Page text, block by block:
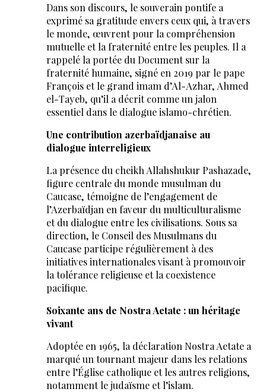
Dans son discours, le souverain pontife a
exprimé sa gratitude envers ceux qui, à travers
le monde, œuvrent pour la compréhension
mutuelle et la fraternité entre les peuples. Il a
rappelé la portée du Document sur la
fraternité humaine, signé en 2019 par le pape
François et le grand imam d’Al-Azhar, Ahmed
el-Tayeb, qu’il a décrit comme un jalon
essentiel dans le dialogue islamo-chrétien.
Une contribution azerbaïdjanaise au
dialogue interreligieux
La présence du cheikh Allahshukur Pashazade,
figure centrale du monde musulman du
Caucase, témoigne de l’engagement de
l’Azerbaïdjan en faveur du multiculturalisme
et du dialogue entre les civilisations. Sous sa
direction, le Conseil des Musulmans du
Caucase participe régulièrement à des
initiatives internationales visant à promouvoir
la tolérance religieuse et la coexistence
pacifique.
Soixante ans de Nostra Aetate : un héritage
vivant
Adoptée en 1965, la déclaration Nostra Aetate a
marqué un tournant majeur dans les relations
entre l’Église catholique et les autres religions,
notamment le judaïsme et l’islam.